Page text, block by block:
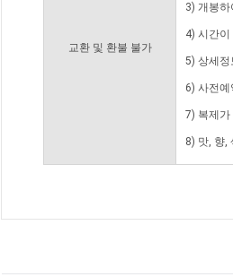
교환 및 환불 불가
3) 개봉
4) 시간
5) 상세정
6) 사전
7) 복제가
8) 맛, 향,